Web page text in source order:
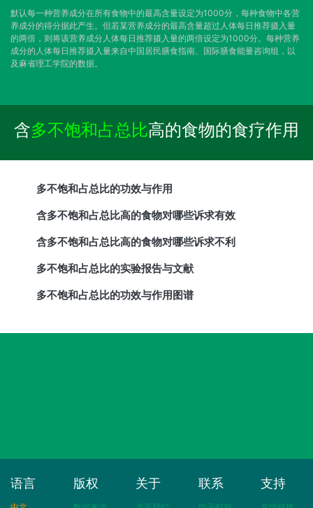
默认每一种营养成分在所有食物中的最高含量设定为1000分，每种食物中各营
养成分的得分据此产生。但若某营养成分的最高含量超过人体每日推荐摄入量
的两倍，则将该营养成分人体每日推荐摄入量的两倍设定为1000分。每种营养
成分的人体每日推荐摄入量来自中国居民膳食指南、国际膳食能量咨询组，以
及麻省理工学院的数据。
含多不饱和占总比高的食物的食疗作用
多不饱和占总比的功效与作用
含多不饱和占总比高的食物对哪些诉求有效
含多不饱和占总比高的食物对哪些诉求不利
多不饱和占总比的实验报告与文献
多不饱和占总比的功效与作用图谱
语言 版权 关于 联系 支持